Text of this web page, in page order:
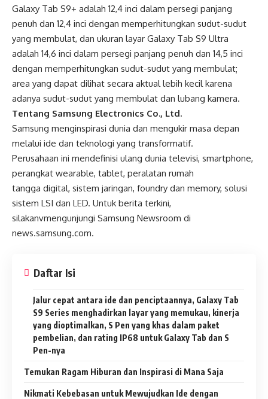
Galaxy Tab S9+ adalah 12,4 inci dalam persegi panjang
penuh dan 12,4 inci dengan memperhitungkan sudut-sudut
yang membulat, dan ukuran layar Galaxy Tab S9 Ultra
adalah 14,6 inci dalam persegi panjang penuh dan 14,5 inci
dengan memperhitungkan sudut-sudut yang membulat;
area yang dapat dilihat secara aktual lebih kecil karena
adanya sudut-sudut yang membulat dan lubang kamera.
Tentang Samsung Electronics Co., Ltd.
Samsung menginspirasi dunia dan mengukir masa depan
melalui ide dan teknologi yang transformatif.
Perusahaan ini mendefinisi ulang dunia televisi, smartphone,
perangkat wearable, tablet, peralatan rumah
tangga digital, sistem jaringan, foundry dan memory, solusi
sistem LSI dan LED. Untuk berita terkini,
silakanvmengunjungi Samsung Newsroom di
news.samsung.com.
Daftar Isi
Jalur cepat antara ide dan penciptaannya, Galaxy Tab
S9 Series menghadirkan layar yang memukau, kinerja
yang dioptimalkan, S Pen yang khas dalam paket
pembelian, dan rating IP68 untuk Galaxy Tab dan S
Pen-nya
Temukan Ragam Hiburan dan Inspirasi di Mana Saja
Nikmati Kebebasan untuk Mewujudkan Ide dengan